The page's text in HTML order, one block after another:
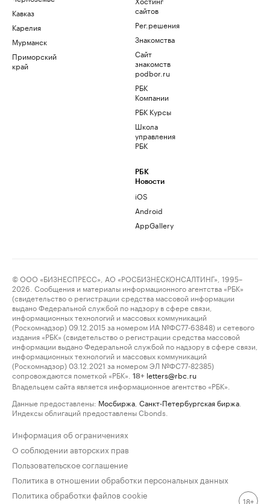
Кавказ
Карелия
Мурманск
Приморский
край
сайтов
Рег.решения
Знакомства
Сайт
знакомств
podbor.ru
РБК
Компании
РБК Курсы
Школа
управления
РБК
РБК
Новости
iOS
Android
AppGallery
© ООО «БИЗНЕСПРЕСС», АО «РОСБИЗНЕСКОНСАЛТИНГ», 1995–
2026. Сообщения и материалы информационного агентства «РБК»
(свидетельство о регистрации средства массовой информации
выдано Федеральной службой по надзору в сфере связи,
информационных технологий и массовых коммуникаций
(Роскомнадзор) 09.12.2015 за номером ИА №ФС77-63848) и сетевого
издания «РБК» (свидетельство о регистрации средства массовой
информации выдано Федеральной службой по надзору в сфере связи,
информационных технологий и массовых коммуникаций
(Роскомнадзор) 03.12.2021 за номером ЭЛ №ФС77-82385)
сопровождаются пометкой «РБК».
18+ letters@rbc.ru
Владельцем сайта является информационное агентство «РБК».
Данные предоставлены: Мосбиржа Санкт-Петербургская биржа
Индексы облигаций предоставлены Cbonds.
Информация об ограничениях
О соблюдении авторских прав
Пользовательское соглашение
Политика в отношении обработки персональных данных
Политика обработки файлов cookie
18+